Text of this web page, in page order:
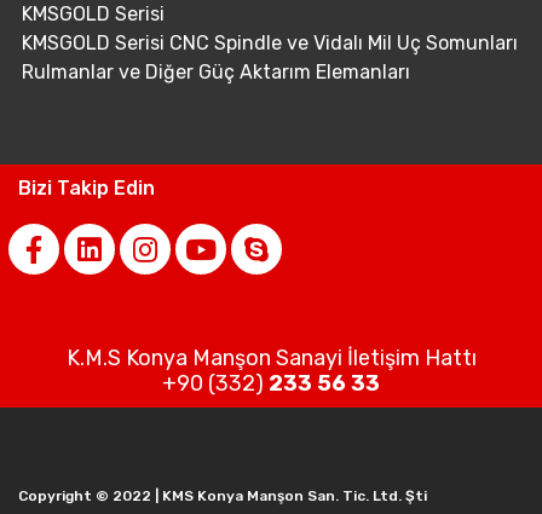
KMSGOLD Serisi
KMSGOLD Serisi CNC Spindle ve Vidalı Mil Uç Somunları
Rulmanlar ve Diğer Güç Aktarım Elemanları
Bizi Takip Edin
K.M.S Konya Manşon Sanayi İletişim Hattı
+90 (332) 233 56 33
Copyright © 2022 | KMS Konya Manşon San. Tic. Ltd. Şti